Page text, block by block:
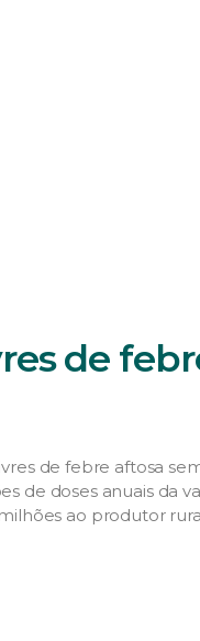
de
de febre aftosa
de doses anuais da
ao produtor